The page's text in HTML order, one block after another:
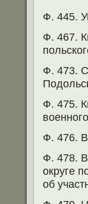
Ф. 445.
Ф. 467.
Ф. 473.
Ф. 475.
Ф. 476.
Ф. 478.
округе
об